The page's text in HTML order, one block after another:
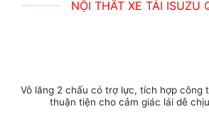
NỘI THẤT XE TẢI ISUZU
Vô lăng 2 chấu có trợ lực, tích hợp công
thuận tiện cho cảm giác lái dễ